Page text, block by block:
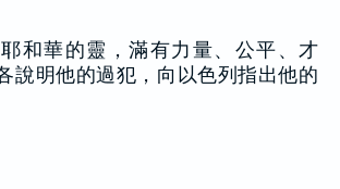
和華的靈，滿有力量、公平、才
說明他的過犯，向以色列指出他的